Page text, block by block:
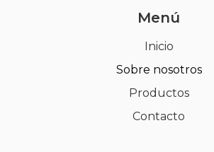
Menú
Inicio
Sobre nosotros
Productos
Contacto